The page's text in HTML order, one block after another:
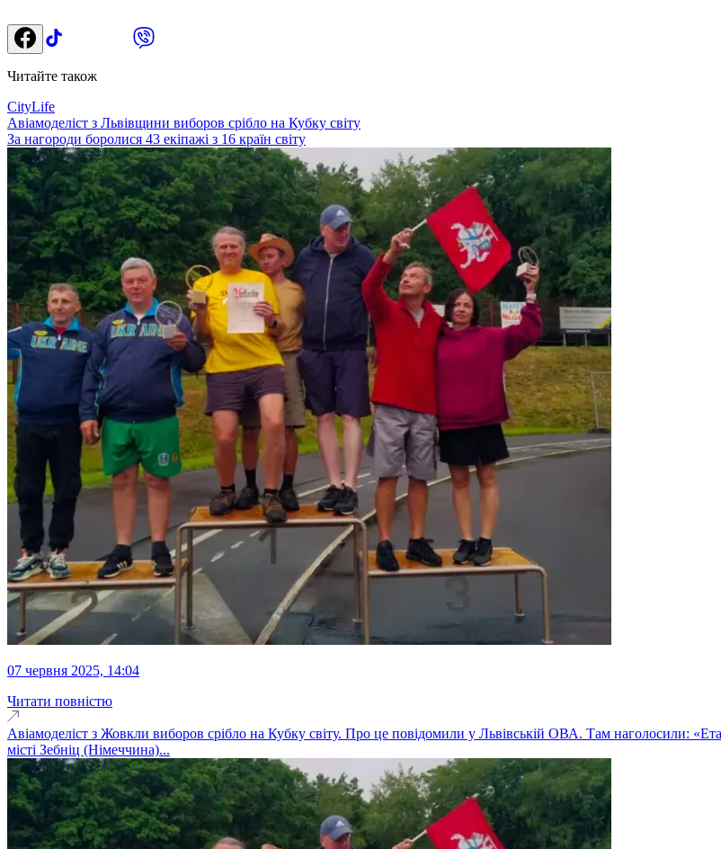
Читайте також
CityLife
Авіамоделіст з Львівщини виборов срібло на Кубку світу
За нагороди боролися 43 екіпажі з 16 країн світу
07 червня 2025, 14:04
Читати повністю
Авіамоделіст з Жовкли виборов срібло на Кубку світу. Про це повідомили у Львівській ОВА. Там наголосили:
місті Зебніц (Німеччина)...